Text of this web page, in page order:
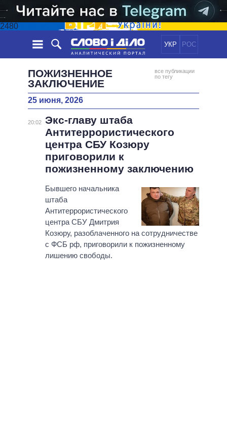
2480
УКР РОС
НОВОСТИ
ЛЕНТА
СОБЫТИЯ
СТАТЬИ
ОБЗОРЫ
ДАЙДЖЕСТЫ
ПОЛИТИКА
ЭКОНОМИКА
ОБЩЕСТВО
ОБЕЩАНИЯ
ПОЛИТИКИ
ВСЕ ПОЛИТИКИ
ПРЕЗИДЕНТ И ОФИС
ВЕРХОВНАЯ РАДА
КАБИНЕТ МИНИСТРОВ
ГЛАВЫ ОБЛАДМИНИСТРАЦИЙ
МЭРЫ
ВСЕ ПЕРСОНЫ
ИНФОГРАФИКА
ВИДЕО
СРАВНЕНИЕ ПОЛИТИКОВ
ПОЖИЗНЕННОЕ
ЗАКЛЮЧЕНИЕ
все публикации
по тегу
25 июня, 2026
20:02 Экс-главу штаба
Антитеррористического
центра СБУ Козюру
приговорили к
пожизненному заключению
Бывшего начальника
штаба
Антитеррористического
центра СБУ Дмитрия
Козюру, разоблаченного на сотрудничестве
с ФСБ рф, приговорили к пожизненному
лишению свободы.